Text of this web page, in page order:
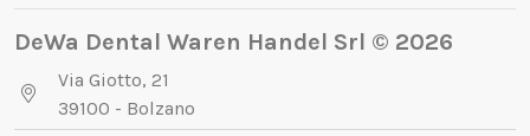
DeWa Dental Waren Handel Srl © 2026
Via Giotto, 21
39100 - Bolzano